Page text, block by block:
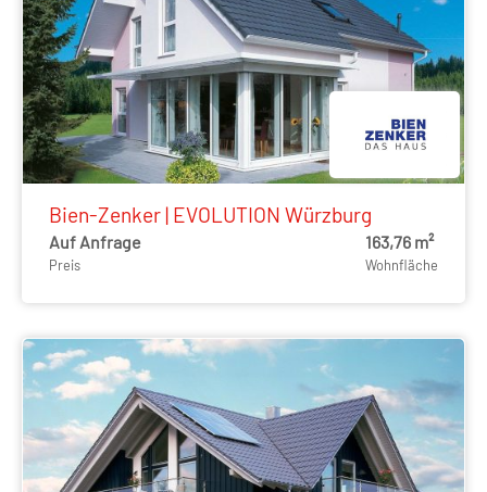
Bien-Zenker | EVOLUTION Würzburg
Auf Anfrage
Preis
163,76 m²
Wohnfläche